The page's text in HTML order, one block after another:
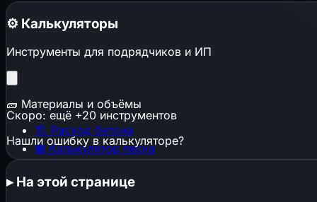
⚙️ Калькуляторы
Инструменты для подрядчиков и ИП
🧱 Материалы и объёмы
🏗️ Расход бетона
▦ Калькулятор песка
▦Калькулятор щебня
🕳️Котлован и траншея
Скоро: ещё +20 инструментов
Нашли ошибку в калькуляторе?
▸На этой странице